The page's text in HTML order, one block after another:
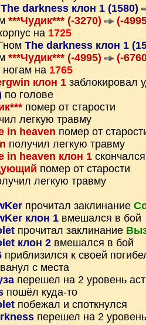
The darkness клон 1 (1580)
***Чудик*** (-3270)
(-
на 1725
The darkness клон 1
***Чудик*** (-4995)
(-
ногам на 1765
клон 1 заблокировал
по голове
помер от старости
легкую травму
in heaven помер от
получил легкую травму
in heaven клон 1 скончался
помер от старости
легкую травму
прочитал заклинание
клон 1 вмешался в бой
прочитал заклинание
клон 2 вмешался в бой
приблизился к своей
с места
перешел на 2 уровень
пошёл куда-то
побежал и споткнулся
перешел на 2